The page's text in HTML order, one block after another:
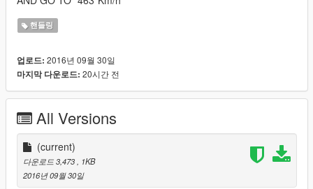
핸들링
업로드: 2016년 09월 30일
마지막 다운로드: 20시간 전
All Versions
(current)
다운로드 3,473
, 1KB
2016년 09월 30일